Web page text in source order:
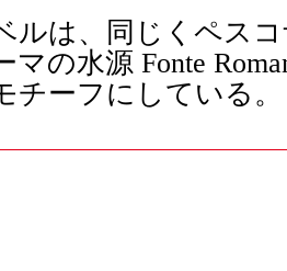
ルは、同じくペス
マの水源 Fonte
チーフにしている。